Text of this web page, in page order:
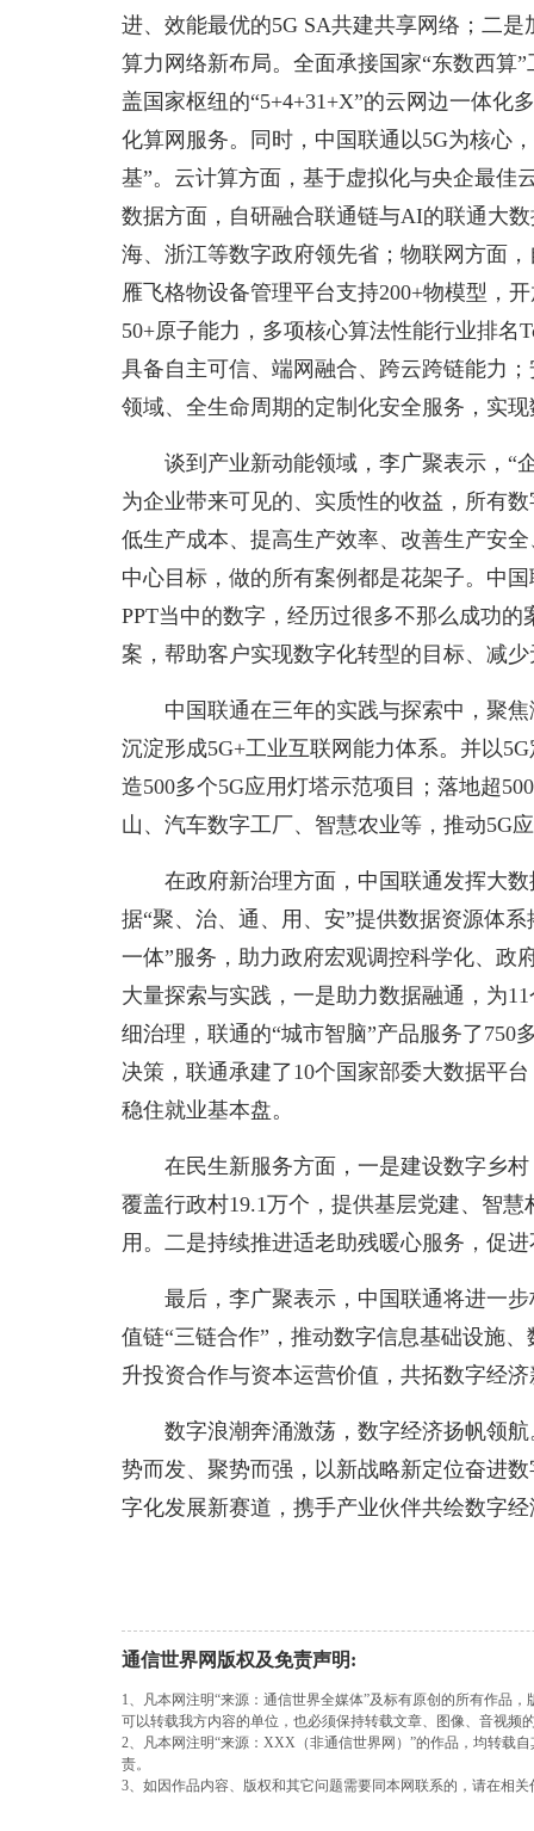
进、效能最优的5G SA共建共享网络；二
算力网络新布局。全面承接国家“东数西算
盖国家枢纽的“5+4+31+X”的云网边一体化
化算网服务。同时，中国联通以5G为核心
基”。云计算方面，基于虚拟化与央企最佳
数据方面，自研融合联通链与AI的联通大
海、浙江等数字政府领先省；物联网方面
雁飞格物设备管理平台支持200+物模型，
50+原子能力，多项核心算法性能行业排名
具备自主可信、端网融合、跨云跨链能力
领域、全生命周期的定制化安全服务，实
谈到产业新动能领域，李广聚表示，“
为企业带来可见的、实质性的收益，所有
低生产成本、提高生产效率、改善生产安
中心目标，做的所有案例都是花架子。中
PPT当中的数字，经历过很多不那么成功
案，帮助客户实现数字化转型的目标、减
中国联通在三年的实践与探索中，聚
沉淀形成5G+工业互联网能力体系。并以
造500多个5G应用灯塔示范项目；落地超
山、汽车数字工厂、智慧农业等，推动5G
在政府新治理方面，中国联通发挥大
据“聚、治、通、用、安”提供数据资源体
一体”服务，助力政府宏观调控科学化、政
大量探索与实践，一是助力数据融通，为
细治理，联通的“城市智脑”产品服务了
决策，联通承建了10个国家部委大数据平
稳住就业基本盘。
在民生新服务方面，一是建设数字乡
覆盖行政村19.1万个，提供基层党建、智
用。二是持续推进适老助残暖心服务，促
最后，李广聚表示，中国联通将进一
值链“三链合作”，推动数字信息基础设施
升投资合作与资本运营价值，共拓数字经
数字浪潮奔涌激荡，数字经济扬帆领
势而发、聚势而强，以新战略新定位奋进
字化发展新赛道，携手产业伙伴共绘数字
通信世界网版权及免责声明:
1、凡本网注明“来源：通信世界全媒体”及标有原创的所有作品
可以转载我方内容的单位，也必须保持转载文章、图像、音视频
2、凡本网注明“来源：XXX（非通信世界网）”的作品，均转载
责。
3、如因作品内容、版权和其它问题需要同本网联系的，请在相